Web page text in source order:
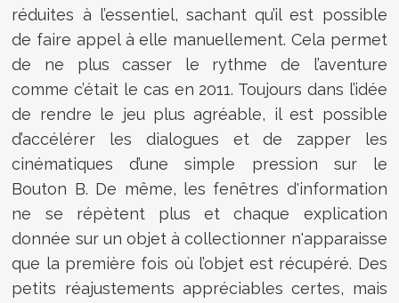
réduites à l’essentiel, sachant qu’il est possible
de faire appel à elle manuellement. Cela permet
de ne plus casser le rythme de l’aventure
comme c’était le cas en 2011. Toujours dans l’idée
de rendre le jeu plus agréable, il est possible
d’accélérer les dialogues et de zapper les
cinématiques d’une simple pression sur le
Bouton B. De même, les fenêtres d'information
ne se répètent plus et chaque explication
donnée sur un objet à collectionner n'apparaisse
que la première fois où l’objet est récupéré. Des
petits réajustements appréciables certes, mais